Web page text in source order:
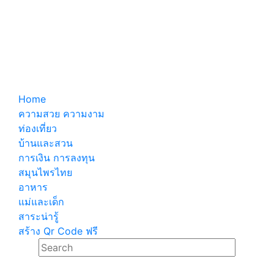
Home
ความสวย ความงาม
ท่องเที่ยว
บ้านและสวน
การเงิน การลงทุน
สมุนไพรไทย
อาหาร
แม่และเด็ก
สาระน่ารู้
สร้าง Qr Code ฟรี